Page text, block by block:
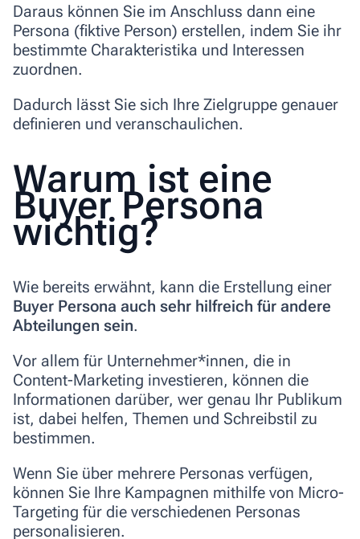
Daraus können Sie im Anschluss dann eine
Persona (fiktive Person) erstellen, indem Sie ihr
bestimmte Charakteristika und Interessen
zuordnen.
Dadurch lässt Sie sich Ihre Zielgruppe genauer
definieren und veranschaulichen.
Warum ist eine
Buyer Persona
wichtig?
Wie bereits erwähnt, kann die Erstellung einer
Buyer Persona auch sehr hilfreich für andere
Abteilungen sein.
Vor allem für Unternehmer*innen, die in
Content-Marketing investieren, können die
Informationen darüber, wer genau Ihr Publikum
ist, dabei helfen, Themen und Schreibstil zu
bestimmen.
Wenn Sie über mehrere Personas verfügen,
können Sie Ihre Kampagnen mithilfe von Micro-
Targeting für die verschiedenen Personas
personalisieren.